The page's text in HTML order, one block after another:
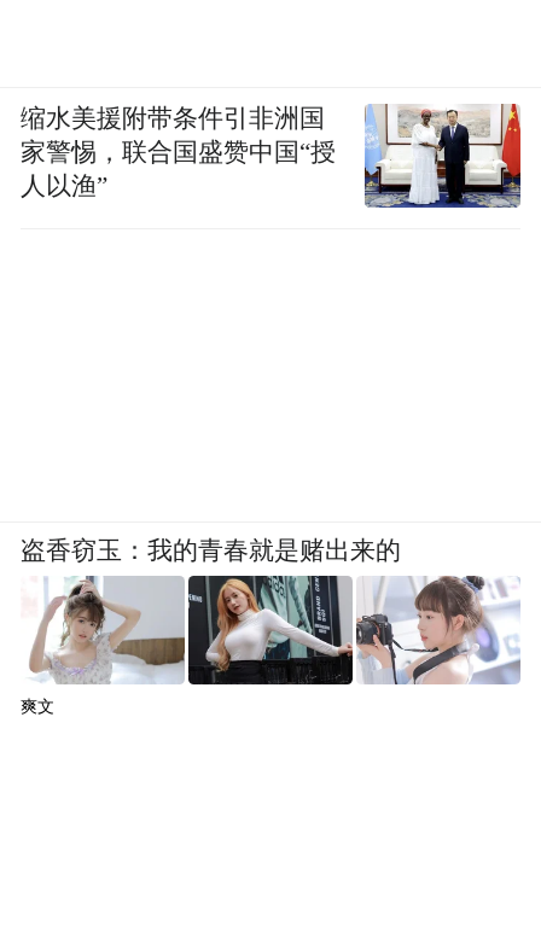
缩水美援附带条件引非洲国
家警惕，联合国盛赞中国“授
人以渔”
盗香窃玉：我的青春就是赌出来的
爽文